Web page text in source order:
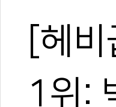
[헤비
1위: